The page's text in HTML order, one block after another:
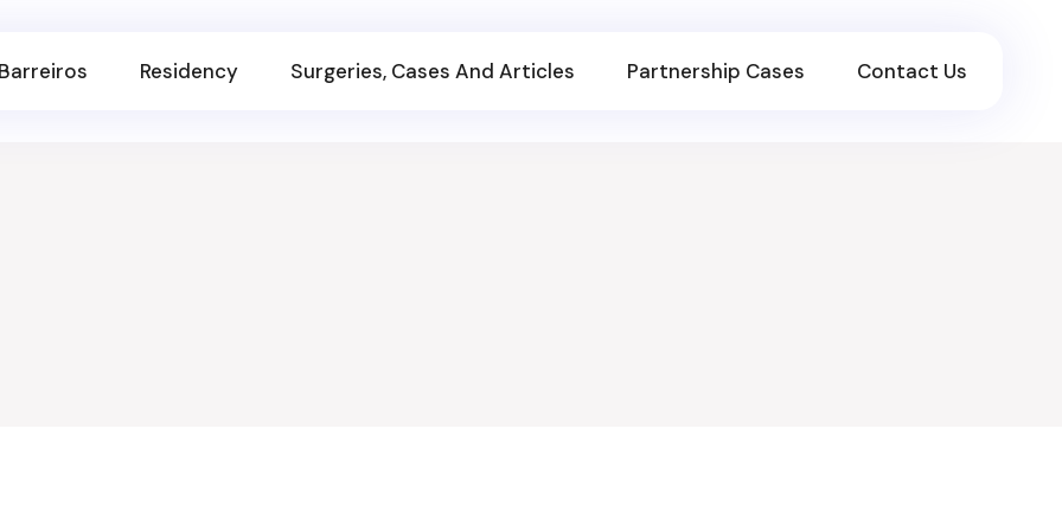
Residency Surgeries, Cases And Articles Partnership Cases Contact Us